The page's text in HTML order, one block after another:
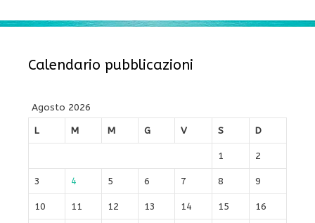
Calendario pubblicazioni
Agosto 2026
L
M M G V S D
1 2
3 4 5 6 7 8 9
10 11 12 13 14 15 16